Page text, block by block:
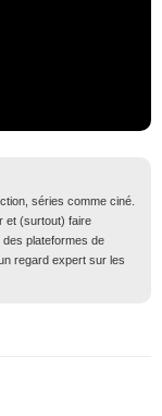
séries comme ciné.
et (surtout) faire
plateformes de
regard expert sur les